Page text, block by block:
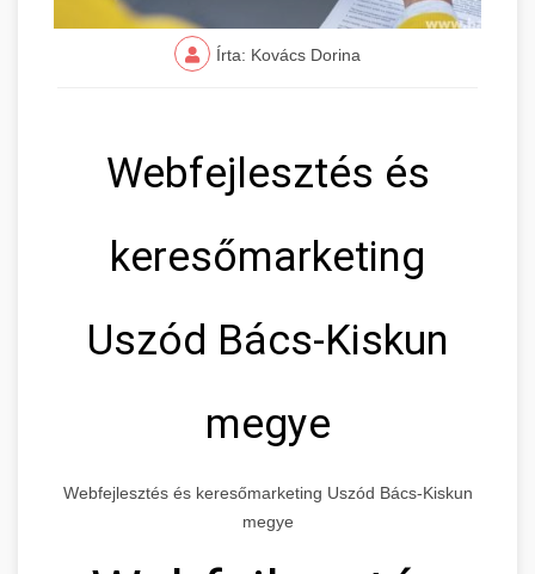
Írta: Kovács Dorina
Webfejlesztés és
keresőmarketing
Uszód Bács-Kiskun
megye
Webfejlesztés és keresőmarketing Uszód Bács-Kiskun
megye